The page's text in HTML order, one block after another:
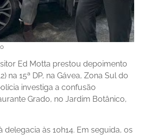
Ed Motta prestou depoimento
na 15ª DP, na Gávea, Zona Sul do
investiga a confusão
Grado, no Jardim Botânico,
delegacia às 10h14. Em seguida, os